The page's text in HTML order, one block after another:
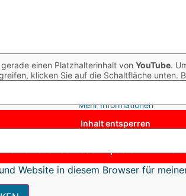
gerade einen Platzhalterinhalt von YouTube.
klicken Sie auf die Schaltfläche unten.
Mehr Informationen
Inhalt entsperren
Website in diesem Browser für